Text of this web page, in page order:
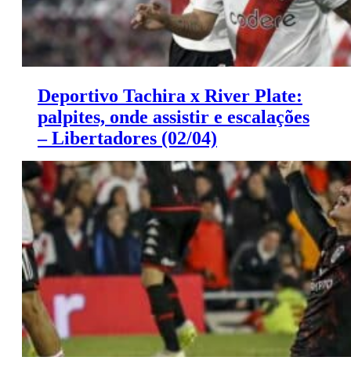
Deportivo Tachira x River Plate:
palpites, onde assistir e escalações
– Libertadores (02/04)
Deportivo Tachira x River Plate: palpites, Libertadores
(02/04)